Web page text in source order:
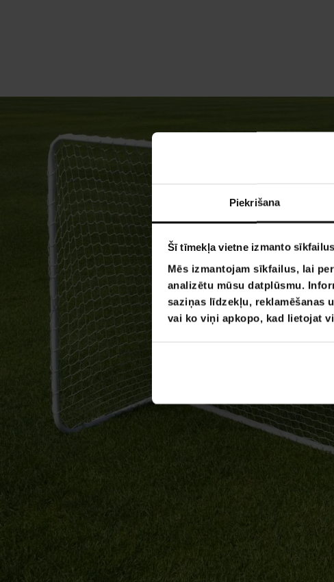
Piekrišana
Šī tīmekļa vietne izmanto sīkfailus
Mēs izmantojam sīkfailus, lai
analizētu mūsu datplūsmu.
saziņas līdzekļu, reklamēšanas
vai ko viņi apkopo, kad lietojat